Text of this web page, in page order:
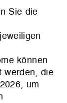
Sie die
können
werden, die
um